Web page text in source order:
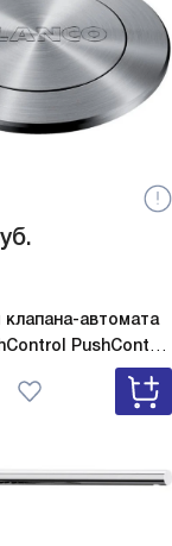
от
одна
меня
Я
клапана-автомата
PushControl